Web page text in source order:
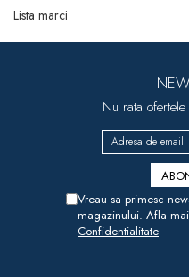
dopuri de urechi
Produse îngrijire copii
Lista marci
Nu rata
Vreau sa primesc
magazinului. Afla
Confidentialitate